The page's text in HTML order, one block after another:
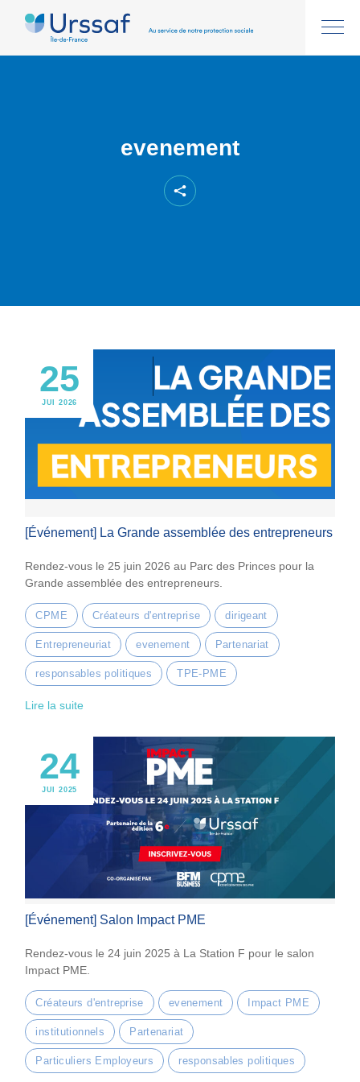
evenement
25
JUI 2026
[Événement] La Grande assemblée des entrepreneurs
Rendez-vous le 25 juin 2026 au Parc des Princes pour la
Grande assemblée des entrepreneurs.
CPME Créateurs d'entreprise dirigeant
Entrepreneuriat evenement Partenariat
responsables politiques TPE-PME
Lire la suite
24
JUI 2025
[Événement] Salon Impact PME
Rendez-vous le 24 juin 2025 à La Station F pour le salon
Impact PME.
Créateurs d'entreprise evenement Impact PME
institutionnels Partenariat
Particuliers Employeurs responsables politiques